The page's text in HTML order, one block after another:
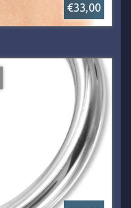
€33,00